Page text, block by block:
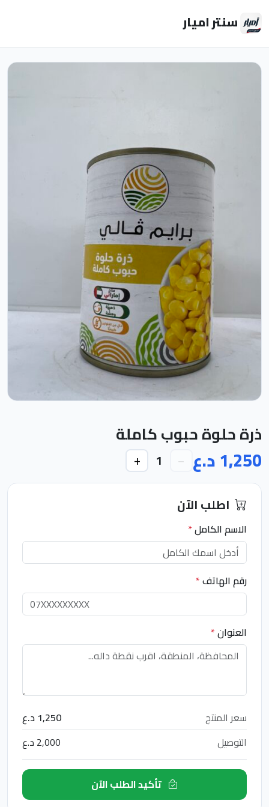
سنتر اميار
ذرة حلوة حبوب كاملة
1,250 د.ع −
1
+
اطلب الآن
الاسم الكامل*
رقم الهاتف*
العنوان*
سعر المنتج
1,250 د.ع
التوصيل
2,000 د.ع